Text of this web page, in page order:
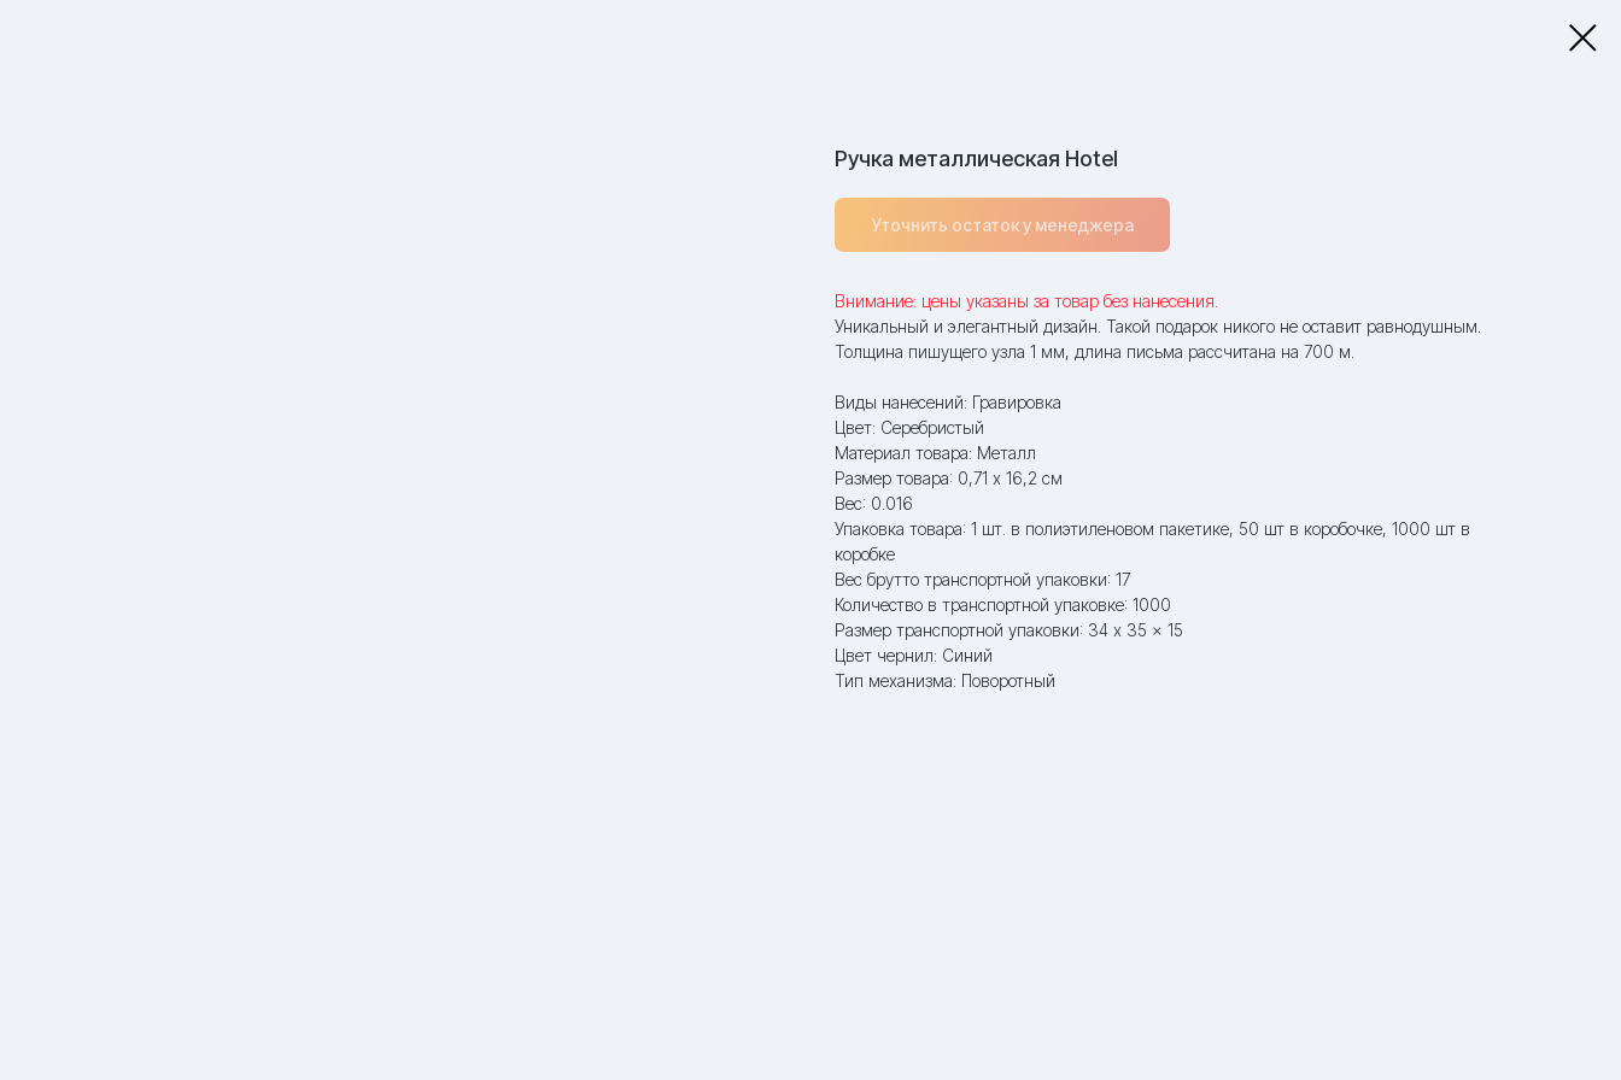
Ручка металлическая Hotel
Уточнить остаток у менеджера
Внимание: цены указаны за товар без нанесения.
Уникальный и элегантный дизайн. Такой подарок никого не оставит равнодушным.
Толщина пишущего узла 1 мм, длина письма рассчитана на 700 м.
Виды нанесений: Гравировка
Цвет: Серебристый
Материал товара: Металл
Размер товара: 0,71 х 16,2 см
Вес: 0.016
Упаковка товара: 1 шт. в полиэтиленовом пакетике, 50 шт в коробочке, 1000 шт в
коробке
Вес брутто транспортной упаковки: 17
Количество в транспортной упаковке: 1000
Размер транспортной упаковки: 34 x 35 x 15
Цвет чернил: Синий
Тип механизма: Поворотный